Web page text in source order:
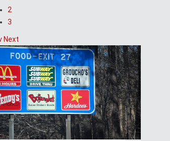
2
3
Next